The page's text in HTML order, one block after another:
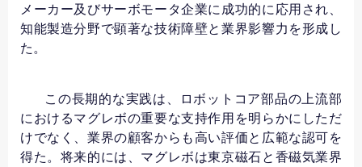
メーカー及びサーボモータ企業に成功的に応用され、
知能製造分野で顕著な技術障壁と業界影響力を形成し
た。
この長期的な実践は、ロボットコア部品の上流部
におけるマグレボの重要な支持作用を明らかにしただ
けでなく、業界の顧客からも高い評価と広範な認可を
得た。将来的には、マグレボは東京磁石と香磁気業界